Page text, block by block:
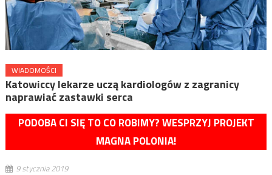
WIADOMOŚCI
Katowiccy lekarze uczą kardiologów z zagranicy
naprawiać zastawki serca
PODOBA CI SIĘ TO CO ROBIMY? WESPRZYJ PROJEKT
MAGNA POLONIA!
9 stycznia 2019